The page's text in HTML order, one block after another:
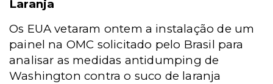
Laranja
Os EUA vetaram ontem a instalação de um
painel na OMC solicitado pelo Brasil para
analisar as medidas antidumping de
Washington contra o suco de laranja